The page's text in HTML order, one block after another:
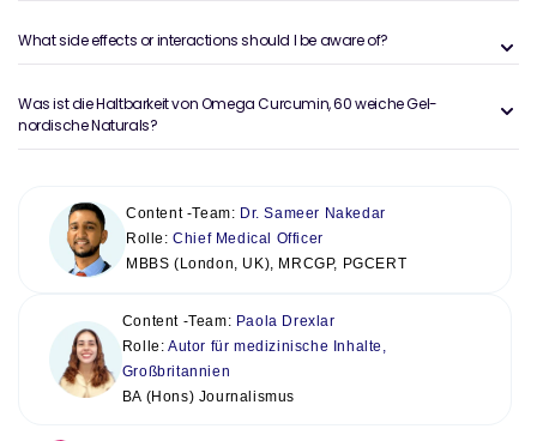
What side effects or interactions should I be aware of?
Was ist die Haltbarkeit von Omega Curcumin, 60 weiche Gel-
nordische Naturals?
Content -Team: Dr. Sameer Nakedar
Rolle:Chief Medical Officer
MBBS (London, UK), MRCGP, PGCERT
Content -Team: Paola Drexlar
Rolle:Autor für medizinische Inhalte,
Großbritannien
BA (Hons) Journalismus